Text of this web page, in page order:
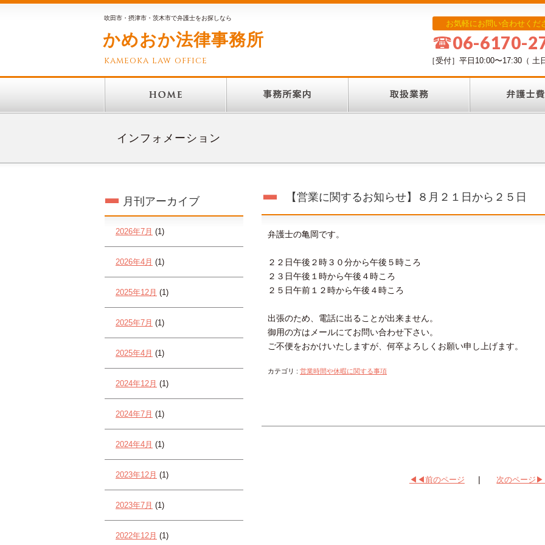
吹田市・摂津市・茨木市で弁護士をお探しなら
かめおか法律事務所
kameoka law office
お気軽にお問い合わせくだ
06-6170-
［受付］平日10:00〜17:30（
インフォメーション
月刊アーカイブ
2026年7月 (1)
2026年4月 (1)
2025年12月 (1)
2025年7月 (1)
2025年4月 (1)
2024年12月 (1)
2024年7月 (1)
2024年4月 (1)
2023年12月 (1)
2023年7月 (1)
2022年12月 (1)
【営業に関するお知らせ】８月２１日から２５日
弁護士の亀岡です。
２２日午後２時３０分から午後５時ころ
２３日午後１時から午後４時ころ
２５日午前１２時から午後４時ころ
出張のため、電話に出ることが出来ません。
御用の方はメールにてお問い合わせ下さい。
ご不便をおかけいたしますが、何卒よろしくお願い申し上げます。
カテゴリ : 営業時間や休暇に関する事項
◀◀前のページ | 次のページ